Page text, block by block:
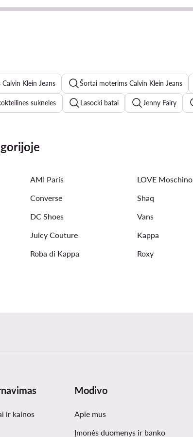
Klein Jeans Šortai moterims Calvin Klein Jeans
sukneles Lasocki batai Jenny Fairy
odinės striukės moterims
maudymosi kostiumeliai
AMI Paris LOVE Moschino
Converse Shaq
DC Shoes Vans
Juicy Couture Kappa
Roba di Kappa Roxy
ir kainos
Modivo
Apie mus
Įmonės duomenys ir banko